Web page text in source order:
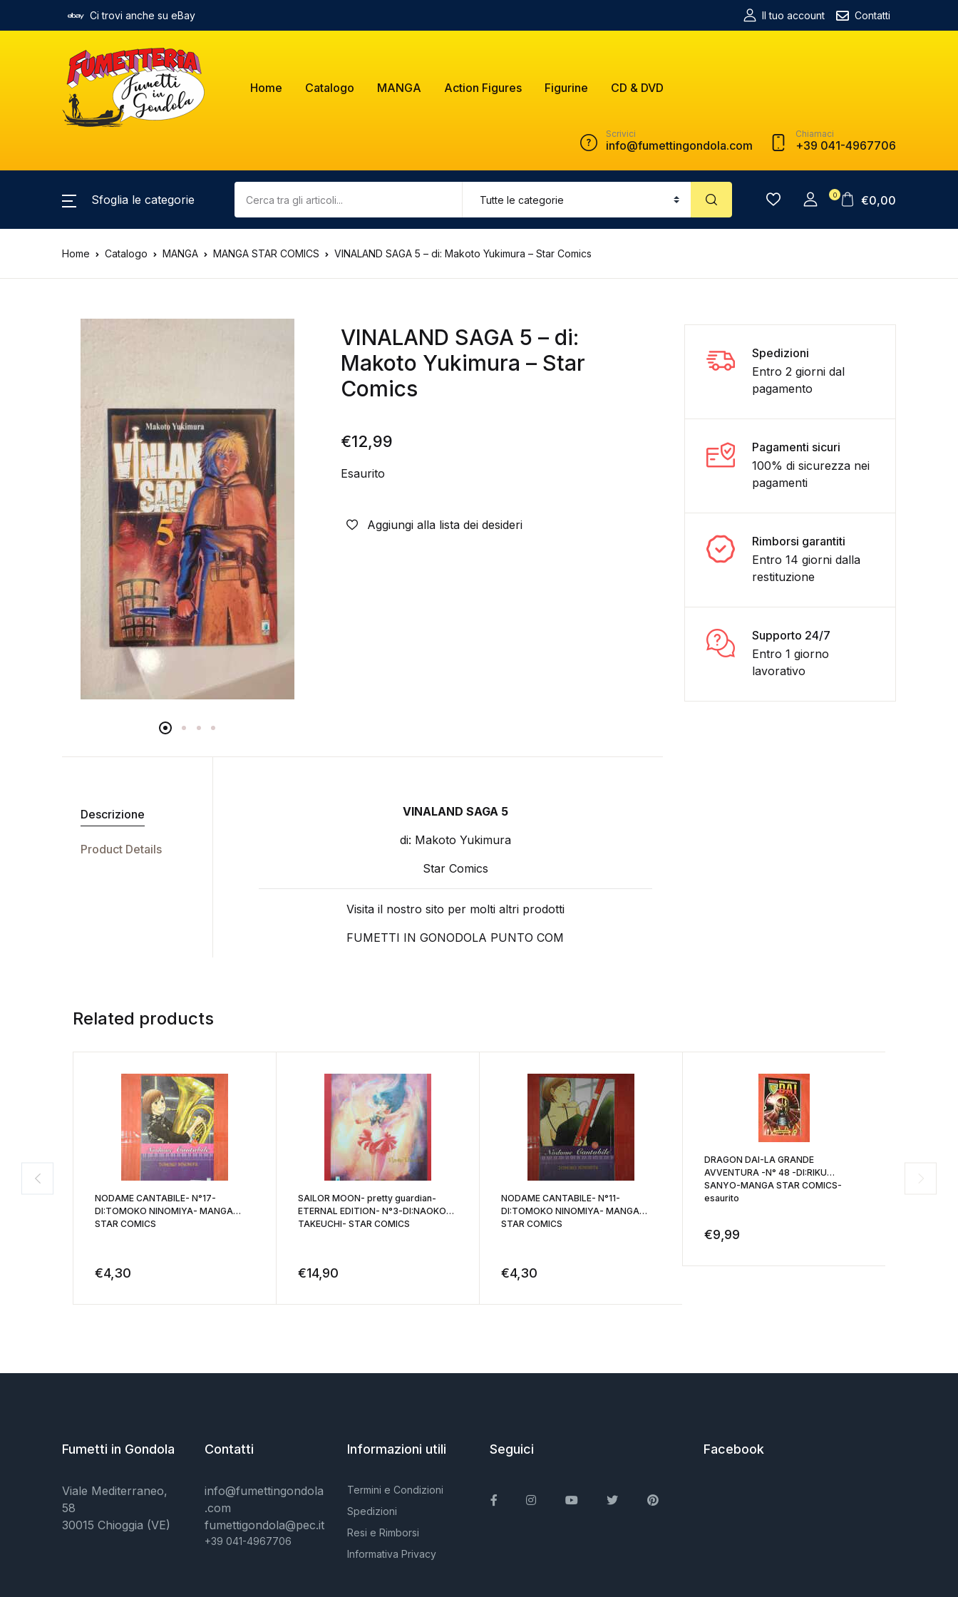
Ci trovi anche su eBay Il tuo account Contatti
Home Catalogo MANGA Action Figures Figurine CD & DVD
Scrivici
info@fumettingondola.com
Chiamaci
+39 041-4967706
Sfoglia le categorie 0 €0,00
Home Catalogo MANGA MANGA STAR COMICS VINALAND SAGA 5 – di: Makoto Yukimura – Star Comics
VINALAND SAGA 5 – di:
Makoto Yukimura – Star
Comics
€12,99
Esaurito
Aggiungi alla lista dei desideri
Descrizione
Product Details
VINALAND SAGA 5
di: Makoto Yukimura
Star Comics
Visita il nostro sito per molti altri prodotti
FUMETTI IN GONODOLA PUNTO COM
Spedizioni
Entro 2 giorni dal
pagamento
Pagamenti sicuri
100% di sicurezza nei
pagamenti
Rimborsi garantiti
Entro 14 giorni dalla
restituzione
Supporto 24/7
Entro 1 giorno
lavorativo
Related products
NODAME CANTABILE- N°17-
DI:TOMOKO NINOMIYA- MANGA
STAR COMICS
€4,30
SAILOR MOON- pretty guardian-
ETERNAL EDITION- N°3-DI:NAOKO
TAKEUCHI- STAR COMICS
€14,90
NODAME CANTABILE- N°11-
DI:TOMOKO NINOMIYA- MANGA
STAR COMICS
€4,30
DRAGON DAI-LA GRANDE
AVVENTURA -N° 48 -DI:RIKU
SANYO-MANGA STAR COMICS-
esaurito
€9,99
Fumetti in Gondola
Viale Mediterraneo,
58
30015 Chioggia (VE)
Contatti
info@fumettingondola
.com
fumettigondola@pec.it
+39 041-4967706
Informazioni utili
Termini e Condizioni
Spedizioni
Resi e Rimborsi
Informativa Privacy
Seguici
FacebookInstagramYou TubeTwitter Pinterest
Facebook